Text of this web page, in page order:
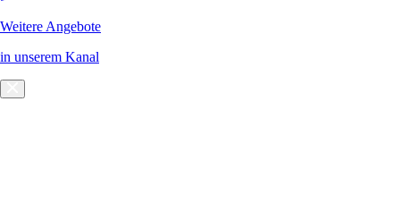
Weitere Angebote
in unserem Kanal